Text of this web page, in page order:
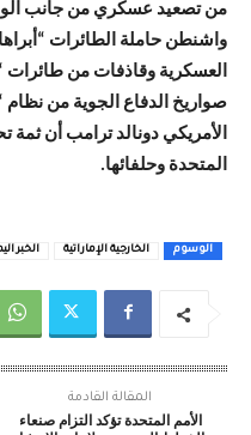
من تصعيد عسكري من جانب
واشنطن حاملة الطائرات
صواريخ الدفاع الجوية من نظام
الأمريكي دونالد ترامب أن ثمة
المتحدة وحلفائها.
الوسوم الخارجية الإماراتية الخبر
المقالة القادمة
الأمم المتحدة تؤكد التزام صنعاء